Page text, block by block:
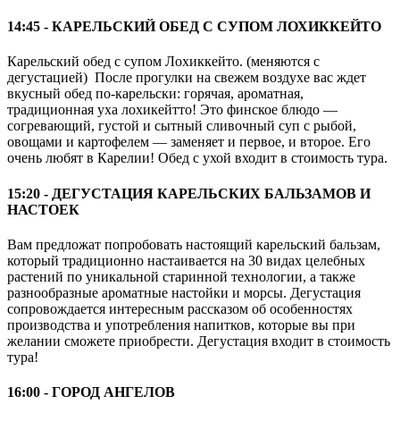
14:45 - КАРЕЛЬСКИЙ ОБЕД С СУПОМ ЛОХИККЕЙТО
Карельский обед с супом Лохиккейто. (меняются с
дегустацией) После прогулки на свежем воздухе вас ждет
вкусный обед по-карельски: горячая, ароматная,
традиционная уха лохикейтто! Это финское блюдо —
согревающий, густой и сытный сливочный суп с рыбой,
овощами и картофелем — заменяет и первое, и второе. Его
очень любят в Карелии! Обед с ухой входит в стоимость тура.
15:20 - ДЕГУСТАЦИЯ КАРЕЛЬСКИХ БАЛЬЗАМОВ И
НАСТОЕК
Вам предложат попробовать настоящий карельский бальзам,
который традиционно настаивается на 30 видах целебных
растений по уникальной старинной технологии, а также
разнообразные ароматные настойки и морсы. Дегустация
сопровождается интересным рассказом об особенностях
производства и употребления напитков, которые вы при
желании сможете приобрести. Дегустация входит в стоимость
тура!
16:00 - ГОРОД АНГЕЛОВ